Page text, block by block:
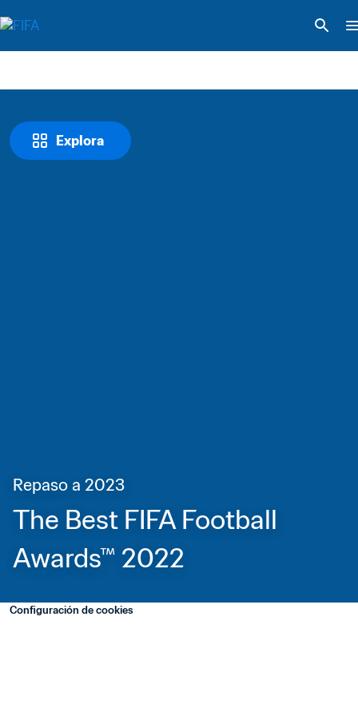
Explora
Repaso a 2023
The Best FIFA Football
Awards™ 2022
Configuración de cookies